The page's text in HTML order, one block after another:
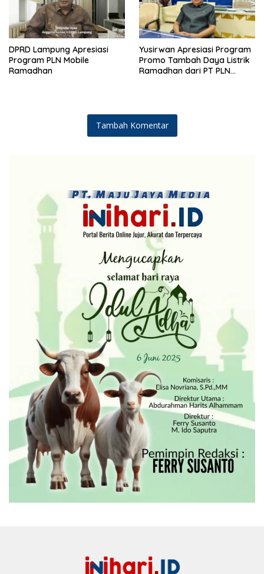
DPRD Lampung Apresiasi
Program PLN Mobile
Ramadhan
Yusirwan Apresiasi Program
Promo Tambah Daya Listrik
Ramadhan dari PT PLN
Tambah Komentar